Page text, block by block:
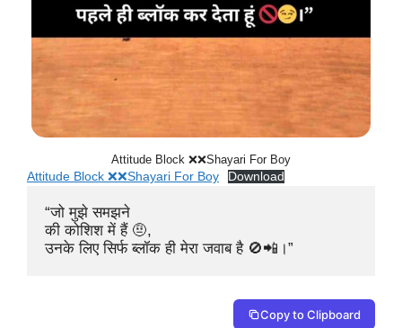
Attitude Block ❌❌Shayari For Boy
Attitude Block ❌❌Shayari For Boy
Download
“जो मुझे समझने
की कोशिश में हैं 🤨,
उनके लिए सिर्फ ब्लॉक ही मेरा जवाब है 🚫📲।”
Copy to Clipboard